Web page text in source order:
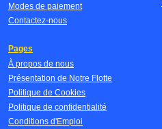
Modes de paiement
Contactez-nous
Pages
À propos de nous
Présentation de Notre Flotte
Politique de Cookies
Politique de confidentialité
Conditions d'Emploi